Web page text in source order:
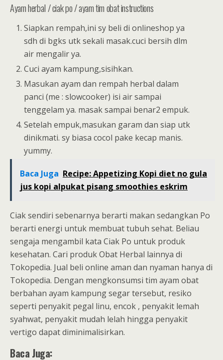
Ayam herbal / ciak po / ayam tim obat instructions
Siapkan rempah,ini sy beli di onlineshop ya
sdh di bgks utk sekali masak.cuci bersih dlm
air mengalir ya.
Cuci ayam kampung,sisihkan.
Masukan ayam dan rempah herbal dalam
panci (me : slowcooker) isi air sampai
tenggelam ya. masak sampai benar2 empuk.
Setelah empuk,masukan garam dan siap utk
dinikmati. sy biasa cocol pake kecap manis.
yummy.
Baca Juga Recipe: Appetizing Kopi diet no gula
jus kopi alpukat pisang smoothies eskrim
Ciak sendiri sebenarnya berarti makan sedangkan Po
berarti energi untuk membuat tubuh sehat. Beliau
sengaja mengambil kata Ciak Po untuk produk
kesehatan. Cari produk Obat Herbal lainnya di
Tokopedia. Jual beli online aman dan nyaman hanya di
Tokopedia. Dengan mengkonsumsi tim ayam obat
berbahan ayam kampung segar tersebut, resiko
seperti penyakit pegal linu, encok , penyakit lemah
syahwat, penyakit mudah lelah hingga penyakit
vertigo dapat diminimalisirkan.
Baca Juga: